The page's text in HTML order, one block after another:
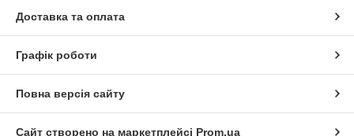
Доставка та оплата
Графік роботи
Повна версія сайту
Сайт створено на маркетплейсі Prom.ua